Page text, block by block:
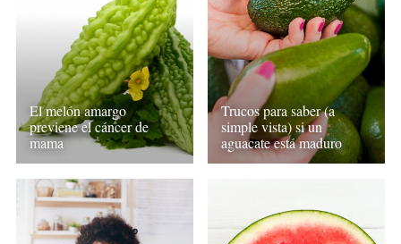
El melón amargo
previene el cáncer de
mama
Trucos para saber (a
simple vista) si un
aguacate está maduro